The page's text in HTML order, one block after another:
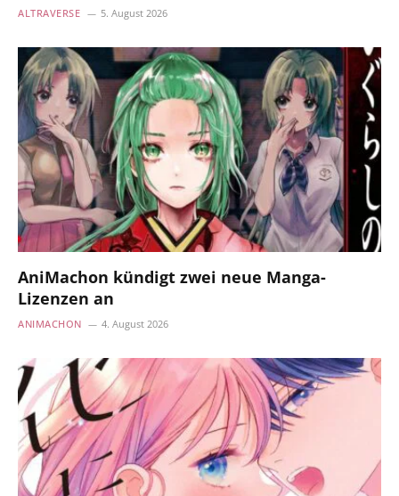
ALTRAVERSE 5. August 2026
AniMachon kündigt zwei neue Manga-
Lizenzen an
ANIMACHON 4. August 2026